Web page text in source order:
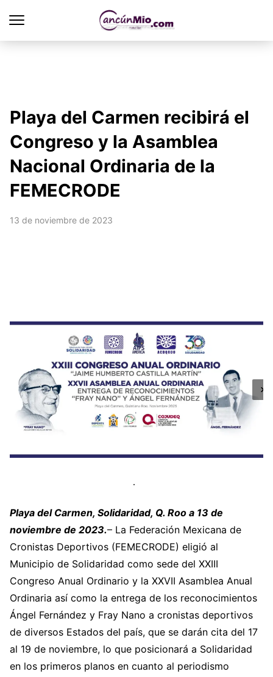
Playa del Carmen recibirá el
Congreso y la Asamblea
Nacional Ordinaria de la
FEMECRODE
13 de noviembre de 2023
Playa del Carmen, Solidaridad, Q. Roo a 13 de
noviembre de 2023.– La Federación Mexicana de
Cronistas Deportivos (FEMECRODE) eligió al
Municipio de Solidaridad como sede del XXIII
Congreso Anual Ordinario y la XXVII Asamblea Anual
Ordinaria así como la entrega de los reconocimientos
Ángel Fernández y Fray Nano a cronistas deportivos
de diversos Estados del país, que se darán cita del 17
al 19 de noviembre, lo que posicionará a Solidaridad
en los primeros planos en cuanto al periodismo